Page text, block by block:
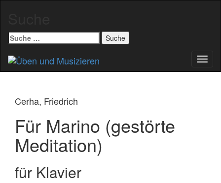
Suche
nach:
Cerha, Friedrich
Für Marino (gestörte
Meditation)
für Klavier